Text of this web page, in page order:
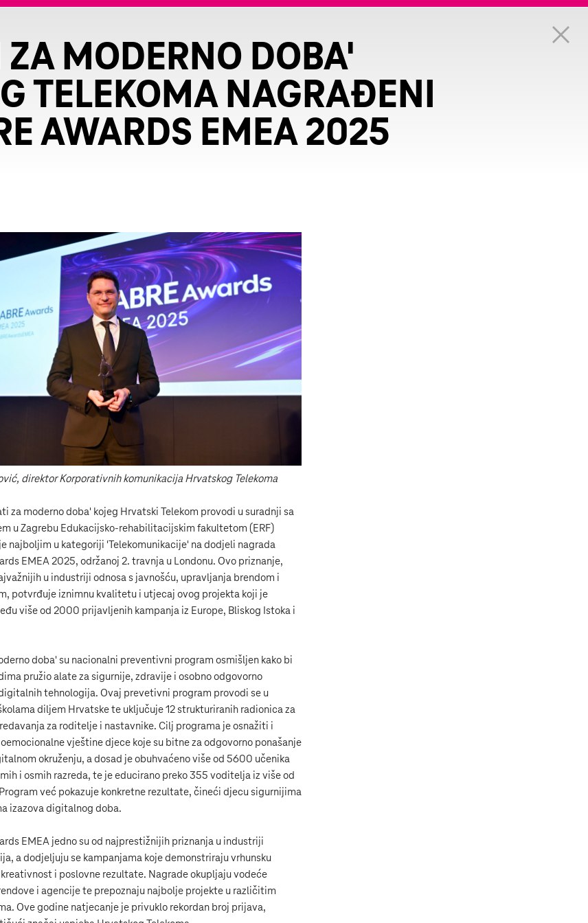
ZA MODERNO DOBA'
TELEKOMA NAGRAĐENI
AWARDS EMEA 2025
direktor Korporativnih komunikacija Hrvatskog Telekoma
za moderno doba' kojeg Hrvatski Telekom provodi u suradnji sa
u Zagrebu Edukacijsko-rehabilitacijskim fakultetom (ERF)
najboljim u kategoriji 'Telekomunikacije' na dodjeli nagrada
EMEA 2025, održanoj 2. travnja u Londonu. Ovo priznanje,
u industriji odnosa s javnošću, upravljanja brendom i
potvrđuje iznimnu kvalitetu i utjecaj ovog projekta koji je
više od 2000 prijavljenih kampanja iz Europe, Bliskog Istoka i
doba' su nacionalni preventivni program osmišljen kako bi
pružio alate za sigurnije, zdravije i osobno odgovorno
tehnologija. Ovaj prevetivni program provodi se u
diljem Hrvatske te uključuje 12 strukturiranih radionica za
za roditelje i nastavnike. Cilj programa je osnažiti i
vještine djece koje su bitne za odgovorno ponašanje
okruženju, a dosad je obuhvaćeno više od 5600 učenika
i osmih razreda, te je educirano preko 355 voditelja iz više od
već pokazuje konkretne rezultate, čineći djecu sigurnijima
izazova digitalnog doba.
EMEA jedno su od najprestižnijih priznanja u industriji
a dodjeljuju se kampanjama koje demonstriraju vrhunsku
i poslovne rezultate. Nagrade okupljaju vodeće
i agencije te prepoznaju najbolje projekte u različitim
Ove godine natjecanje je privuklo rekordan broj prijava,